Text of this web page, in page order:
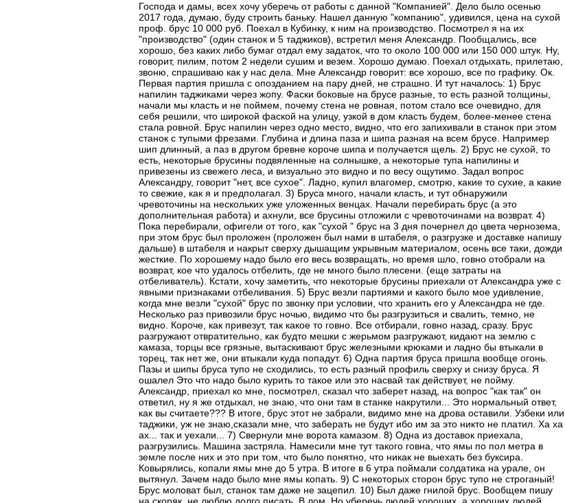
Господа и дамы, всех хочу уберечь от работы с данной "Компанией". Дело было осенью
2017 года, думаю, буду строить баньку. Нашел данную "компанию", удивился, цена на сухой
проф. брус 10 000 руб. Поехал в Кубинку, к ним на производство. Посмотрел я на их
"производство" (один станок и 5 таджиков), встретил меня Александр. Пообщались, все
хорошо, без каких либо бумаг отдал ему задаток, что то около 100 000 или 150 000 штук. Ну,
говорит, пилим, потом 2 недели сушим и везем. Хорошо думаю. Поехал отдыхать, прилетаю,
звоню, спрашиваю как у нас дела. Мне Александр говорит: все хорошо, все по графику. Ок.
Первая партия пришла с опозданием на пару дней, не страшно. И тут началось: 1) Брус
напилин таджиками через жопу. Фаски боковые на брусе разные, то есть разной толщины,
начали мы класть и не поймем, почему стена не ровная, потом стало все очевидно, для
себя решили, что широкой фаской на улицу, узкой в дом класть будем, более-менее стена
стала ровной. Брус напилин через одно место, видно, что его запихивали в станок при этом
станок с тупыми фрезами. Глубина и длина паза и шипа разная на всем брусе. Например
шип длинный, а паз в другом бревне короче шипа и получается щель. 2) Брус не сухой, то
есть, некоторые брусины подвяленные на солнышке, а некоторые тупа напилины и
привезены из свежего леса, и визуально это видно и по весу ощутимо. Задал вопрос
Александру, говорит "нет, все сухое". Ладно, купил влагомер, смотрю, какие то сухие, а какие
то свежие, как я и предполагал. 3) Бруса много, начали класть, и тут обнаружили
чревоточины на нескольких уже уложенных венцах. Начали перебирать брус (а это
дополнительная работа) и ахнули, все брусины отложили с чревоточинами на возврат. 4)
Пока перебирали, офигели от того, как "сухой " брус на 3 дня почернел до цвета чернозема,
при этом брус был проложен (проложен был нами в штабеля, о разгрузке и доставке напишу
дальше) в штабеля и накрыт сверху дышащим укрывным материалом, осень все таки, дожди
жесткие. По хорошему надо было его весь возвращать, но время шло, говно отобрали на
возврат, кое что удалось отбелить, где не много было плесени. (еще затраты на
отбеливатель). Кстати, хочу заметить, что некоторые брусины приехали от Александра уже с
явными признаками отбеливания. 5) Брус везли партиями и какого было мое удивление,
когда мне везли "сухой" брус по звонку при условии, что хранить его у Александра не где.
Несколько раз привозили брус ночью, видимо что бы разгрузиться и свалить, темно, не
видно. Короче, как привезут, так какое то говно. Все отбирали, говно назад, сразу. Брус
разгружают отвратительно, как будто мешки с жерьмом разгружают, кидают на землю с
камаза, торцы все грязные, вытаскивают брус железными крюками и ладно бы втыкали в
торец, так нет же, они втыкали куда попадут. 6) Одна партия бруса пришла вообще огонь.
Пазы и шипы бруса тупо не сходились, то есть разный профиль сверху и снизу бруса. Я
ошалел Это что надо было курить то такое или это насвай так действует, не пойму.
Александр, приехал ко мне, посмотрел, сказал что заберет назад, на вопрос "как так" он
ответил, ну я же отдыхал, не знаю, что они там в станке накрутили... Это нормальный ответ,
как вы считаете??? В итоге, брус этот не забрали, видимо мне на дрова оставили. Узбеки или
таджики, уж не знаю,сказали мне, что заберать не будут ибо им за это никто не платил. Ха ха
ах... так и уехали... 7) Свернули мне ворота камазом. 8) Одна из доставок приехала,
разгрузились. Машина застряла. Намесили мне тут такого говна, что ямы по пол метра в
земле после них и это при том, что было понятно, что никак не выехать без буксира.
Ковырялись, копали ямы мне до 5 утра. В итоге в 6 утра поймали солдатика на урале, он
вытянул. Зачем надо было мне ямы копать. 9) С некоторых сторон брус тупо не строганый!
Брус моловат был, станок там даже не зацепил. 10) Был даже гнилой брус. Вообщем пишу